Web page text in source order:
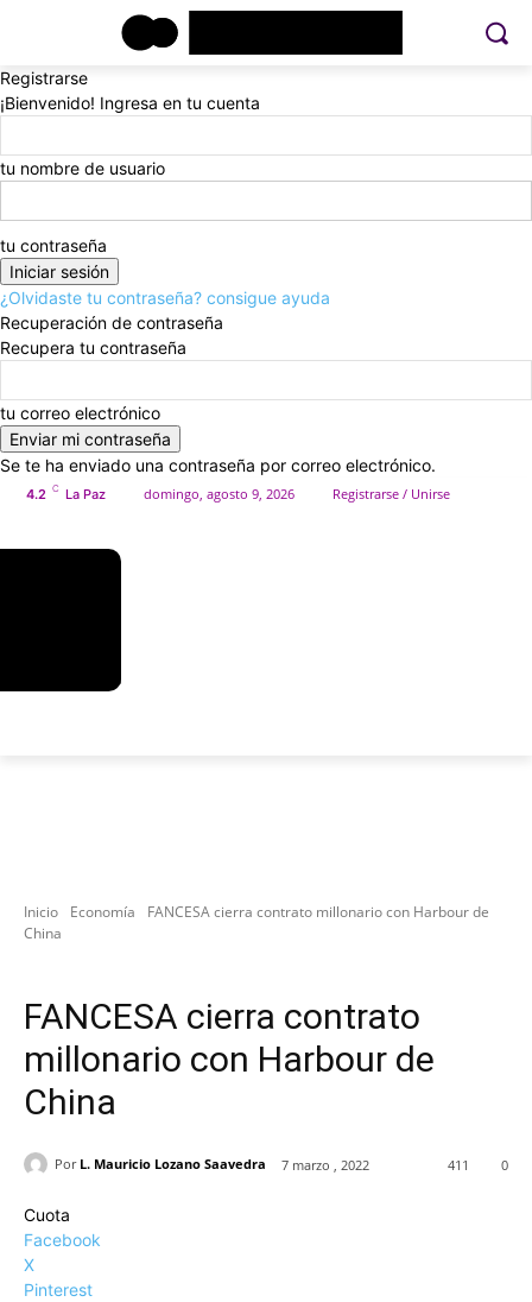
Registrarse
¡Bienvenido! Ingresa en tu cuenta
tu nombre de usuario
tu contraseña
¿Olvidaste tu contraseña? consigue ayuda
Recuperación de contraseña
Recupera tu contraseña
tu correo electrónico
Se te ha enviado una contraseña por correo electrónico.
4.2 C La Paz domingo, agosto 9, 2026 Registrarse / Unirse
Inicio Economía
FANCESA cierra contrato millonario con Harbour de
China
FANCESA cierra contrato
millonario con Harbour de
China
Por L. Mauricio Lozano Saavedra 7 marzo , 2022 0
411
Cuota
Facebook
X
Pinterest